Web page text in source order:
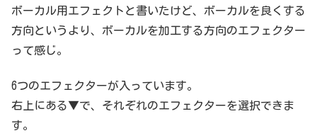
ボーカル用エフェクトと書いたけど、ボーカルを良くする
方向というより、ボーカルを加工する方向のエフェクター
って感じ。
6つのエフェクターが入っています。
右上にある▼で、それぞれのエフェクターを選択できま
す。